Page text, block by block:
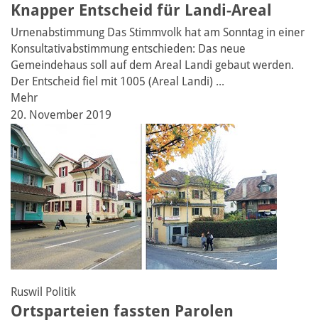
Knapper Entscheid für Landi-Areal
Urnenabstimmung Das Stimmvolk hat am Sonntag in einer
Konsultativabstimmung entschieden: Das neue
Gemeindehaus soll auf dem Areal Landi gebaut werden.
Der Entscheid fiel mit 1005 (Areal Landi) ...
Mehr
20. November 2019
Ruswil Politik
Ortsparteien fassten Parolen